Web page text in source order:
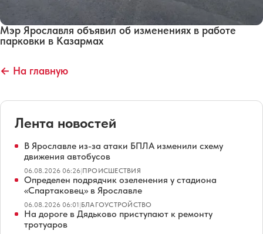
Мэр Ярославля объявил об изменениях в работе
парковки в Казармах
← На главную
Лента новостей
В Ярославле из-за атаки БПЛА изменили схему
движения автобусов
06.08.2026 06:26|ПРОИСШЕСТВИЯ
Определен подрядчик озеленения у стадиона
«Спартаковец» в Ярославле
06.08.2026 06:01|БЛАГОУСТРОЙСТВО
На дороге в Дядьково приступают к ремонту
тротуаров